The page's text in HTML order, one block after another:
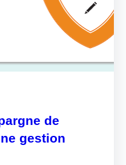
de
gestion